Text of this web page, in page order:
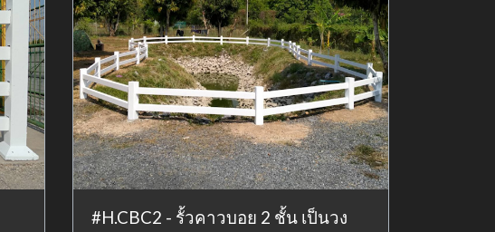
#H.CBC2 - รั้วคาวบอย 2 ชั้น เป็นวง